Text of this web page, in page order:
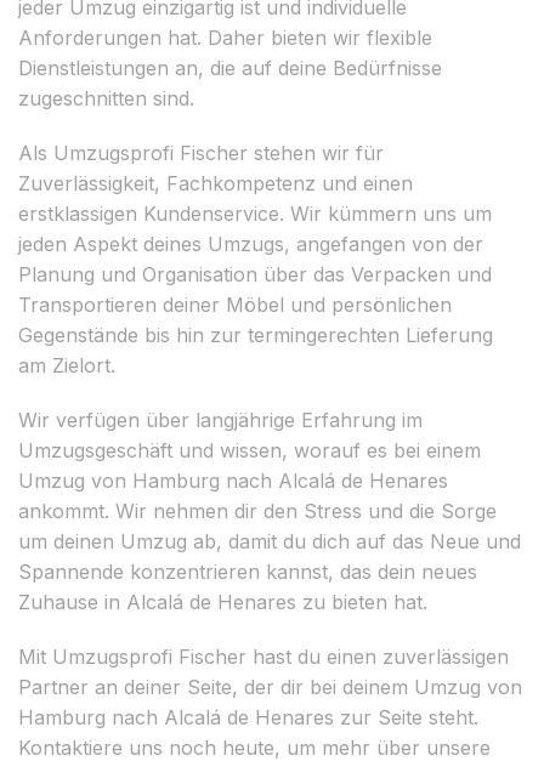
jeder Umzug einzigartig ist und individuelle
Anforderungen hat. Daher bieten wir flexible
Dienstleistungen an, die auf deine Bedürfnisse
zugeschnitten sind.
Als Umzugsprofi Fischer stehen wir für
Zuverlässigkeit, Fachkompetenz und einen
erstklassigen Kundenservice. Wir kümmern uns um
jeden Aspekt deines Umzugs, angefangen von der
Planung und Organisation über das Verpacken und
Transportieren deiner Möbel und persönlichen
Gegenstände bis hin zur termingerechten Lieferung
am Zielort.
Wir verfügen über langjährige Erfahrung im
Umzugsgeschäft und wissen, worauf es bei einem
Umzug von Hamburg nach Alcalá de Henares
ankommt. Wir nehmen dir den Stress und die Sorge
um deinen Umzug ab, damit du dich auf das Neue und
Spannende konzentrieren kannst, das dein neues
Zuhause in Alcalá de Henares zu bieten hat.
Mit Umzugsprofi Fischer hast du einen zuverlässigen
Partner an deiner Seite, der dir bei deinem Umzug von
Hamburg nach Alcalá de Henares zur Seite steht.
Kontaktiere uns noch heute, um mehr über unsere